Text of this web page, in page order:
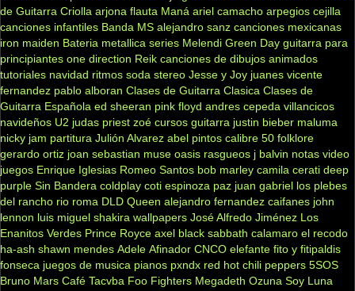
de Guitarra Criolla arjona flauta Maná ariel camacho arpegios cejilla
canciones infantiles Banda MS alejandro sanz canciones mexicanas
iron maiden Bateria metallica series Melendi Green Day guitarra para
principiantes one direction Reik canciones de dibujos animados
tutoriales navidad ritmos soda stereo Jesse y Joy juanes vicente
fernandez pablo alboran Clases de Guitarra Clasica Clases de
Guitarra Española ed sheeran pink floyd andres cepeda villancicos
navideños U2 judas priest zoé cursos guitarra justin bieber maluma
nicky jam partitura Julión Alvarez abel pintos calibre 50 folklore
gerardo ortiz joan sebastian muse oasis rasgueos j balvin notas video
juegos Enrique Iglesias Romeo Santos bob marley camila cerati deep
purple Sin Bandera coldplay coti espinoza paz juan gabriel los plebes
del rancho rio roma DLD Queen alejandro fernandez caifanes john
lennon luis miguel shakira wallpapers José Alfredo Jiménez Los
Enanitos Verdes Prince Royce axel black sabbath calamaro el recodo
ha-ash shawn mendes Adele Afinador CNCO elefante fito y fitipaldis
fonseca juegos de musica pianos pxndx red hot chili peppers 5SOS
Bruno Mars Café Tacvba Foo Fighters Megadeth Ozuna Soy Luna